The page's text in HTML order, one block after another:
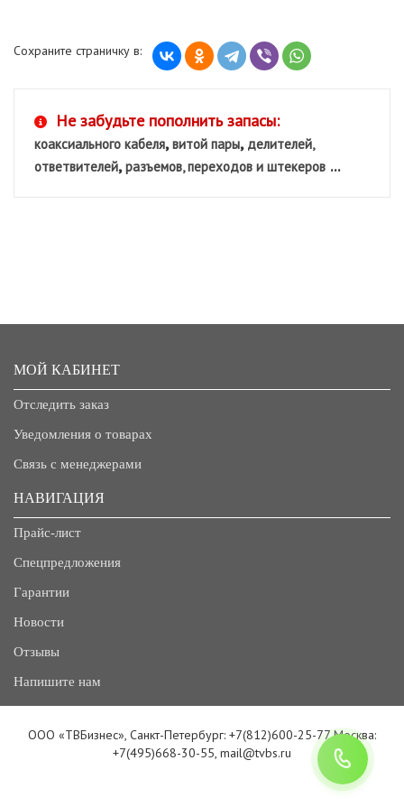
Сохраните страничку в:
Не забудьте пополнить запасы:
коаксиального кабеля,витой пары, делителей,
ответвителей,разъемов, переходов и штекеров ...
МОЙ КАБИНЕТ
Отследить заказ
Уведомления о товарах
Связь с менеджерами
НАВИГАЦИЯ
Прайс-лист
Спецпредложения
Гарантии
Новости
Отзывы
Напишите нам
ООО «ТВБизнес», Санкт-Петербург: +7(812)600-25-77 Москва:
+7(495)668-30-55, mail@tvbs.ru